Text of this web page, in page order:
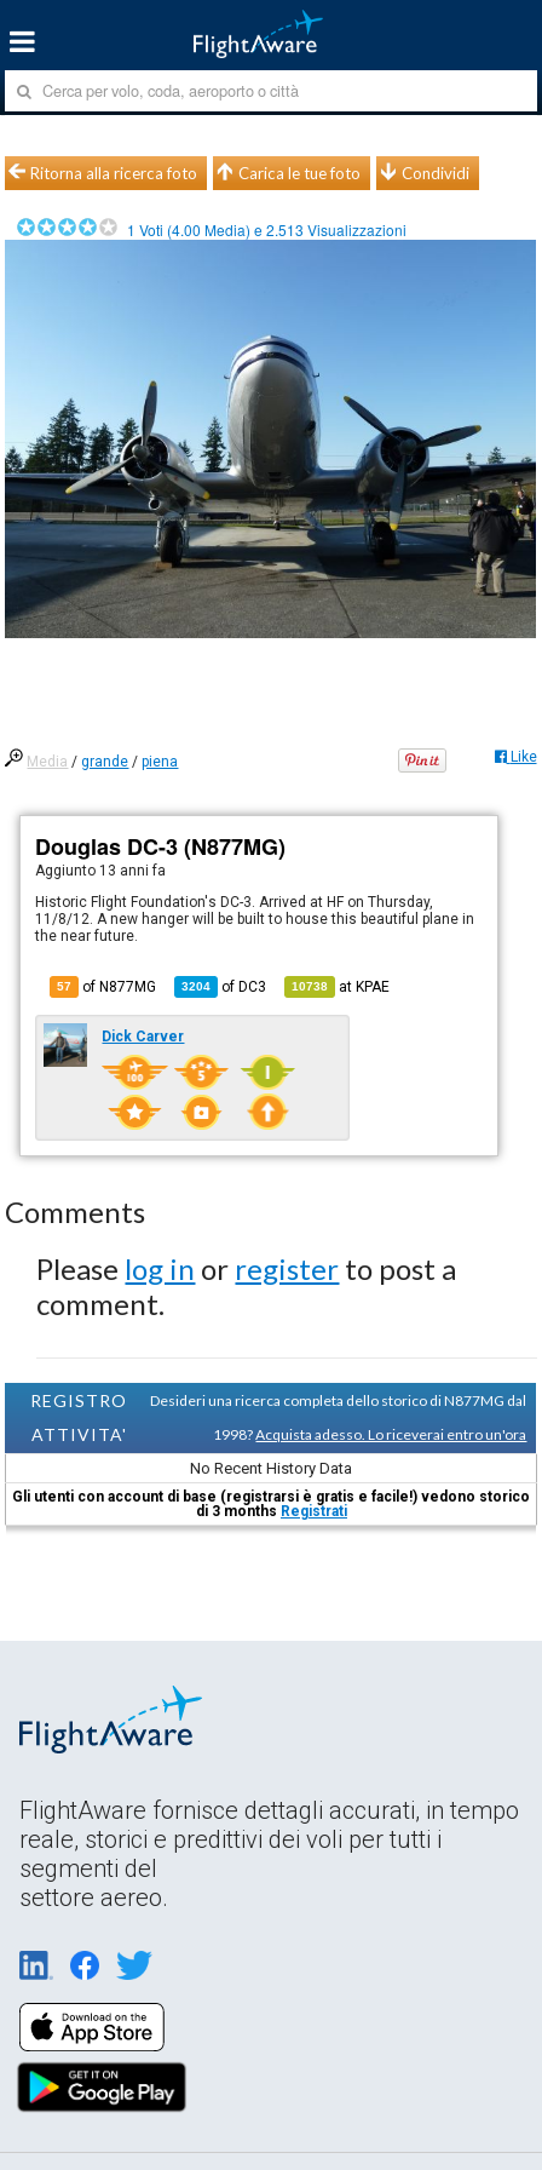
Ritorna alla ricerca foto Carica le tue foto Condividi
1 Voti (4.00 Media) e2.513 Visualizzazioni
Media /grande /piena Like
Douglas DC-3 (N877MG)
Aggiunto 13 anni fa
Historic Flight Foundation's DC-3. Arrived at HF on Thursday,
11/8/12. A new hanger will be built to house this beautiful plane in
the near future.
57 of N877MG 3204 ofDC3 10738 atKPAE
Dick Carver
Comments
Please log in or register to post a
comment.
REGISTRO
ATTIVITA'
Desideri una ricerca completa dello storico di N877MG dal
1998?Acquista adesso. Lo riceverai entro un'ora
No Recent History Data
Gli utenti con account di base (registrarsi è gratis e facile!) vedono storico
di 3 months Registrati
FlightAware fornisce dettagli accurati, in tempo
reale, storici e predittivi dei voli per tutti i
segmenti del
settore aereo.